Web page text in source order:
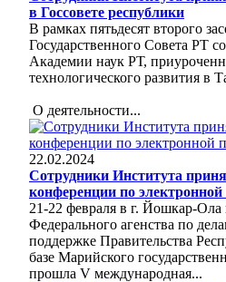
в Госсовете республики
В рамках пятьдесят второго
Государственного Совета РТ
Академии наук РТ,
технологического развития в
О деятельности...
22.02.2024
Сотрудники Института
конференции по
21-22 февраля в г. Йошкар-Ола
Федерального агенства по
поддержке Правительства
базе Марийского
прошла V международная...